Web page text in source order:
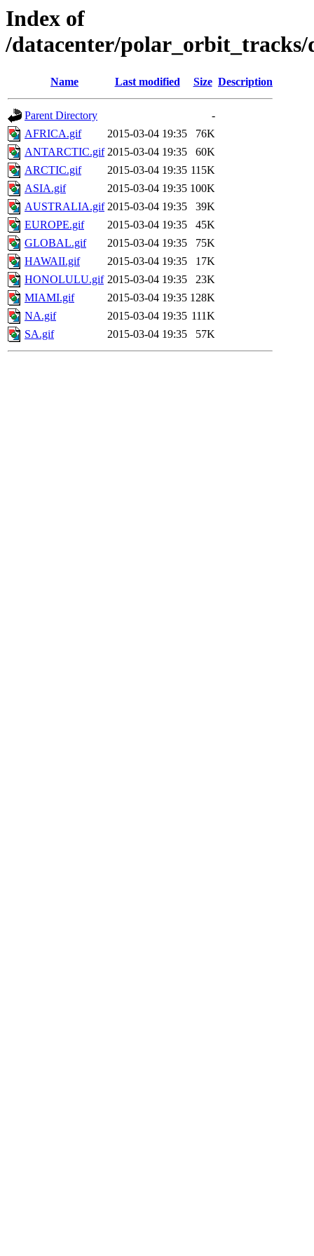
Index of
/datacenter/polar_orbit_tracks/
Name Last modified Size Description
Parent Directory
-
AFRICA.gif
2015-03-04 19:35
76K
ANTARCTIC.gif 2015-03-04 19:35
60K
ARCTIC.gif
2015-03-04 19:35 115K
ASIA.gif
2015-03-04 19:35 100K
AUSTRALIA.gif 2015-03-04 19:35
39K
EUROPE.gif
2015-03-04 19:35
45K
GLOBAL.gif
2015-03-04 19:35
75K
HAWAII.gif
2015-03-04 19:35
17K
HONOLULU.gif 2015-03-04 19:35
23K
MIAMI.gif
2015-03-04 19:35 128K
NA.gif
2015-03-04 19:35 111K
SA.gif
2015-03-04 19:35 57K